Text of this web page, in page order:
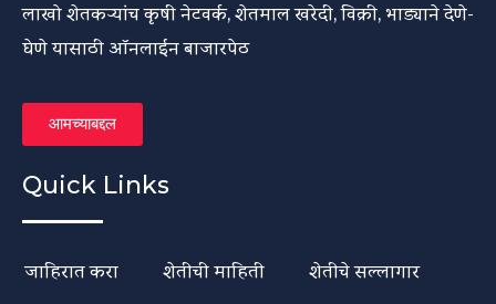
लाखो शेतकऱ्यांच कृषी नेटवर्क, शेतमाल खरेदी, विक्री, भाड्याने देणे-
घेणे यासाठी ऑनलाईन बाजारपेठ
आमच्याबद्दल
Quick Links
जाहिरात करा शेतीची माहिती
शेतीचे सल्लागार